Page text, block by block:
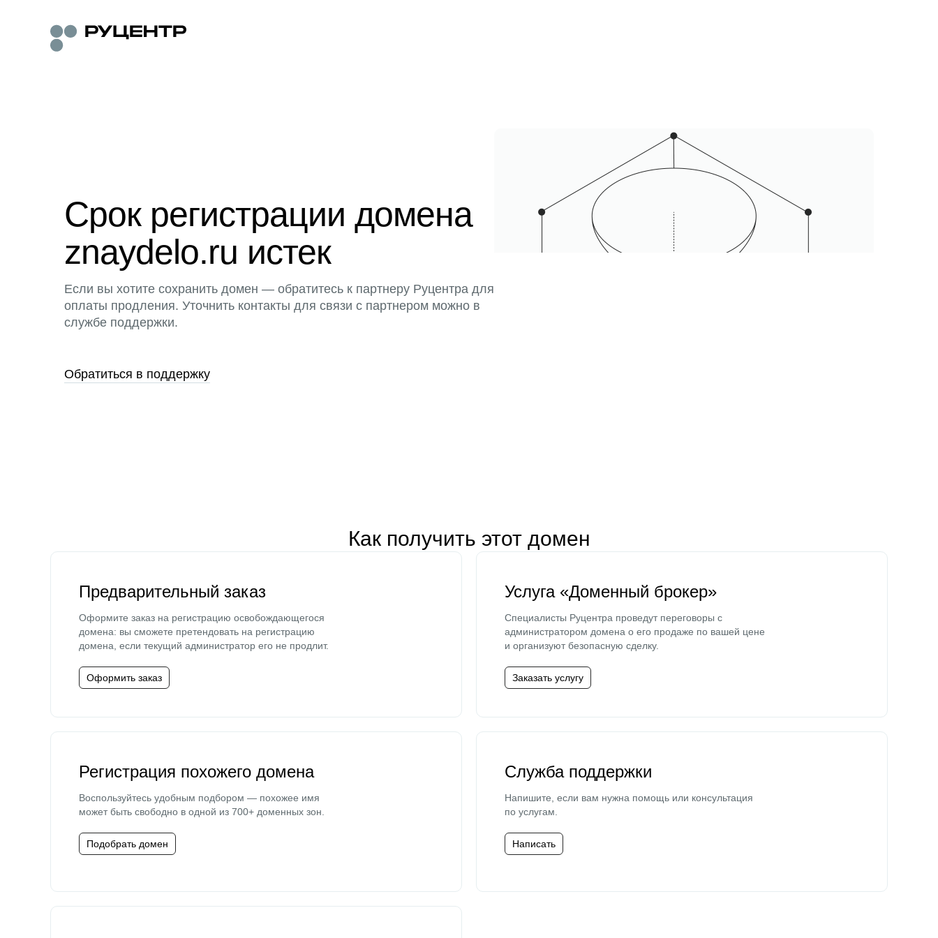
Срок регистрации домена
znaydelo.ru истек
Если вы хотите сохранить домен — обратитесь к партнеру Руцентра для
оплаты продления. Уточнить контакты для связи с партнером можно в
службе поддержки.
Обратиться в поддержку
Как получить этот домен
Предварительный заказ
Оформите заказ на регистрацию освобождающегося
домена: вы сможете претендовать на регистрацию
домена, если текущий администратор его не продлит.
Оформить заказ
Услуга «Доменный брокер»
Специалисты Руцентра проведут переговоры с
администратором домена о его продаже по вашей цене
и организуют безопасную сделку.
Заказать услугу
Регистрация похожего домена
Воспользуйтесь удобным подбором — похожее имя
может быть свободно в одной из 700+ доменных зон.
Подобрать домен
Служба поддержки
Напишите, если вам нужна помощь или консультация
по услугам.
Написать